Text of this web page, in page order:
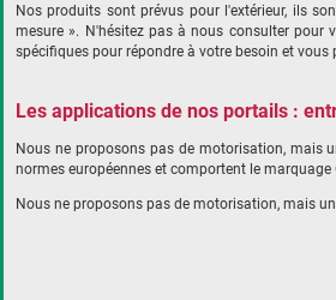
Nos produits sont prévus pour l'extérieur, ils
mesure ». N'hésitez pas à nous consulter pour
spécifiques pour répondre à votre besoin et vous
Les applications de nos portails :
Nous ne proposons pas de motorisation, mais
normes européennes et comportent le marquage
Nous ne proposons pas de motorisation, mais